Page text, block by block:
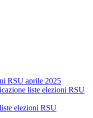
RSU aprile 2025
liste elezioni RSU
elezioni RSU